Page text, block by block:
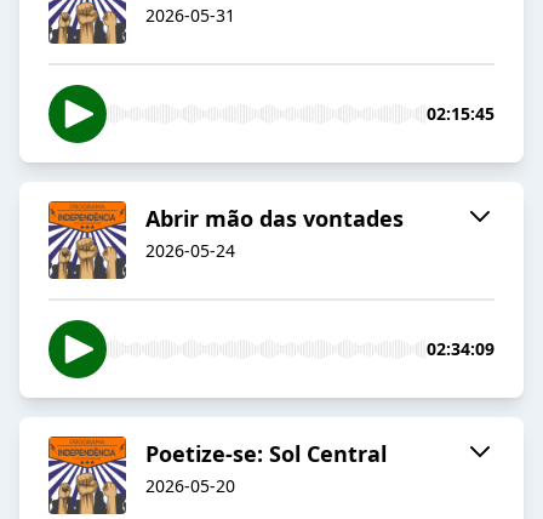
2026-05-31
02:15:45
Abrir mão das vontades
2026-05-24
02:34:09
Poetize-se: Sol Central
2026-05-20